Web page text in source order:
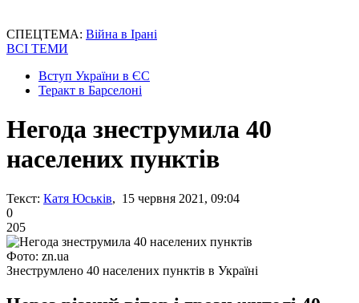
СПЕЦТЕМА: Війна в Ірані
ВСІ ТЕМИ
Вступ України в ЄС
Теракт в Барселоні
Негода знеструмила 40
населених пунктів
Текст: Катя Юськів, 15 червня 2021, 09:04
0
205
Фото: zn.ua
Знеструмлено 40 населених пунктів в Україні